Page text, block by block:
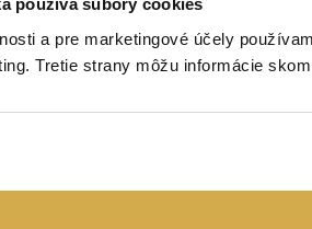
používa súbory cookies
a pre marketingové účely
Tretie strany môžu informácie